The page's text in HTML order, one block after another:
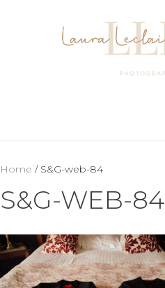
Home / S&G-web-84
S&G-WEB-84